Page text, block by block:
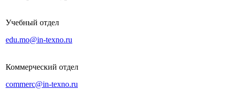
Учебный отдел
edu.mo@in-texno.ru
Коммерческий отдел
commerc@in-texno.ru